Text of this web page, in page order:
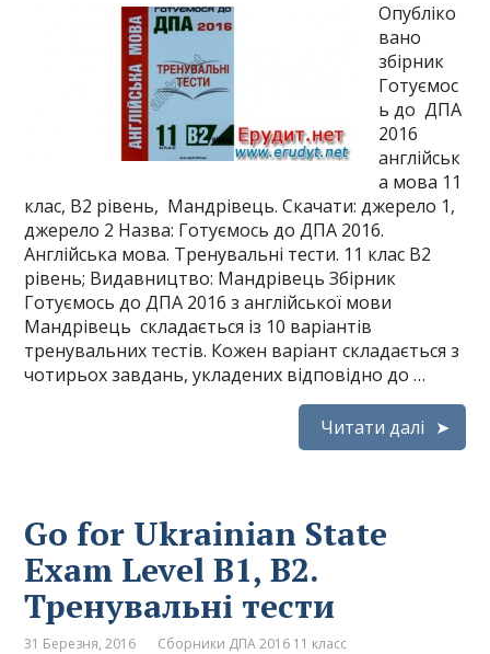
Опубліко
вано
збірник
Готуємос
ь до ДПА
2016
англійськ
а мова 11
клас, B2 рівень, Мандрівець. Скачати: джерело 1,
джерело 2 Назва: Готуємось до ДПА 2016.
Англійська мова. Тренувальні тести. 11 клас B2
рівень; Видавництво: Мандрівець Збірник
Готуємось до ДПА 2016 з англійської мови
Мандрівець складається із 10 варіантів
тренувальних тестів. Кожен варіант складається з
чотирьох завдань, укладених відповідно до …
Читати далі
Go for Ukrainian State
Exam Level B1, B2.
Тренувальні тести
31 Березня, 2016 Сборники ДПА 2016 11 класс